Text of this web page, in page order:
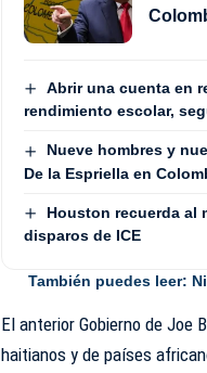
Abrir una cuenta en
rendimiento escolar,
Nueve hombres y
De la Espriella en
Houston recuerda al
disparos de ICE
También puedes leer:
El anterior Gobierno de Joe
haitianos y de países